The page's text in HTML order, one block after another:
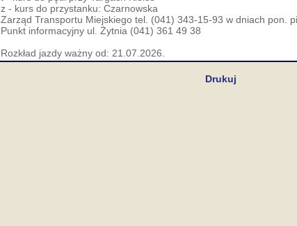
z - kurs do przystanku: Czarnowska
Zarząd Transportu Miejskiego tel. (041) 343-15-93 w dniach pon.
Punkt informacyjny ul. Żytnia (041) 361 49 38
Rozkład jazdy ważny od: 21.07.2026.
Drukuj